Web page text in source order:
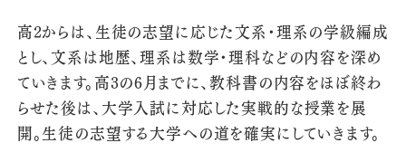
高2からは、生徒の志望に応じた文系・理系の学級編成
とし、文系は地歴、理系は数学・理科などの内容を深め
ていきます。高3の6月までに、教科書の内容をほぼ終わ
らせた後は、大学入試に対応した実戦的な授業を展
開。生徒の志望する大学への道を確実にしていきます。